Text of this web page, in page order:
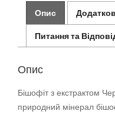
Опис
Питання та
Опис
Бішофіт з екстрактом
природний мінерал